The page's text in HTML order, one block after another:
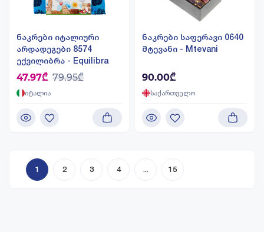
ნაკრები იტალიური
არდადეგები 8574
ექვილიბრა - Equilibra
47.97₾ 79.95₾
იტალია
ნაკრები საფერავი 0640
მტევანი - Mtevani
90.00₾
საქართველო
1 2 3 4 15